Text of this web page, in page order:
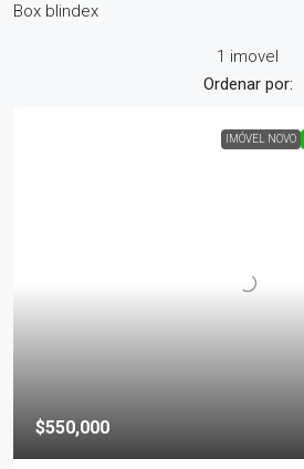
Box blindex
1 imovel
Ordenar por:
IMÓVEL NOVO
$550,000